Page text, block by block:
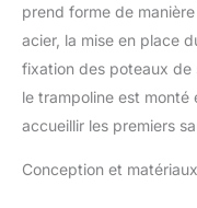
prend forme de
acier, la mise en place
fixation des poteaux de
le trampoline est monté
accueillir les premiers
Conception et